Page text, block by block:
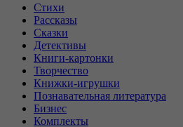
Стихи
Рассказы
Сказки
Детективы
Книги-картонки
Творчество
Книжки-игрушки
Познавательная литература
Бизнес
Комплекты